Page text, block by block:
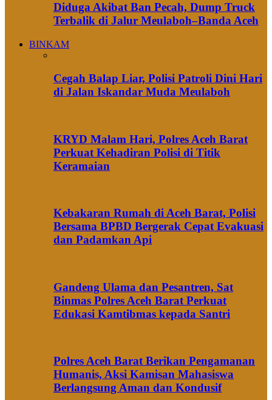
Diduga Akibat Ban Pecah, Dump Truck
Terbalik di Jalur Meulaboh–Banda Aceh
BINKAM
Cegah Balap Liar, Polisi Patroli Dini Hari
di Jalan Iskandar Muda Meulaboh
KRYD Malam Hari, Polres Aceh Barat
Perkuat Kehadiran Polisi di Titik
Keramaian
Kebakaran Rumah di Aceh Barat, Polisi
Bersama BPBD Bergerak Cepat Evakuasi
dan Padamkan Api
Gandeng Ulama dan Pesantren, Sat
Binmas Polres Aceh Barat Perkuat
Edukasi Kamtibmas kepada Santri
Polres Aceh Barat Berikan Pengamanan
Humanis, Aksi Kamisan Mahasiswa
Berlangsung Aman dan Kondusif